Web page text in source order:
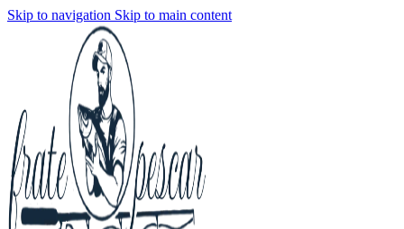
Skip to navigation Skip to main content